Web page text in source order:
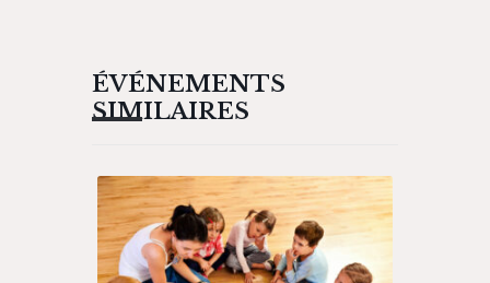
ÉVÉNEMENTS
SIMILAIRES